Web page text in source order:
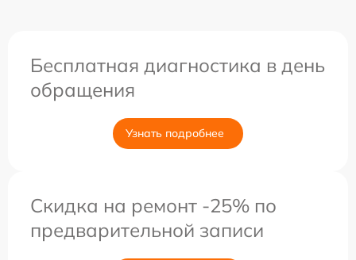
Бесплатная диагностика в день
обращения
Узнать подробнее
Скидка на ремонт -25% по
предварительной записи